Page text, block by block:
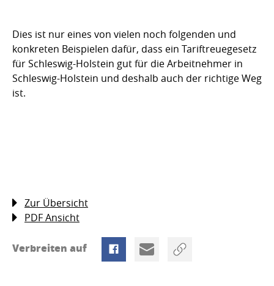
Dies ist nur eines von vielen noch folgenden und
konkreten Beispielen dafür, dass ein Tariftreuegesetz
für Schleswig-Holstein gut für die Arbeitnehmer in
Schleswig-Holstein und deshalb auch der richtige Weg
ist.
Zur Übersicht
PDF Ansicht
Verbreiten auf